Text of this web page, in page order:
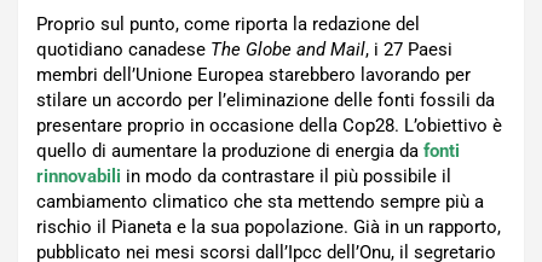
Proprio sul punto, come riporta la redazione del
quotidiano canadese The Globe and Mail, i 27 Paesi
membri dell’Unione Europea starebbero lavorando per
stilare un accordo per l’eliminazione delle fonti fossili da
presentare proprio in occasione della Cop28. L’obiettivo è
quello di aumentare la produzione di energia da fonti
rinnovabili in modo da contrastare il più possibile il
cambiamento climatico che sta mettendo sempre più a
rischio il Pianeta e la sua popolazione. Già in un rapporto,
pubblicato nei mesi scorsi dall’Ipcc dell’Onu, il segretario